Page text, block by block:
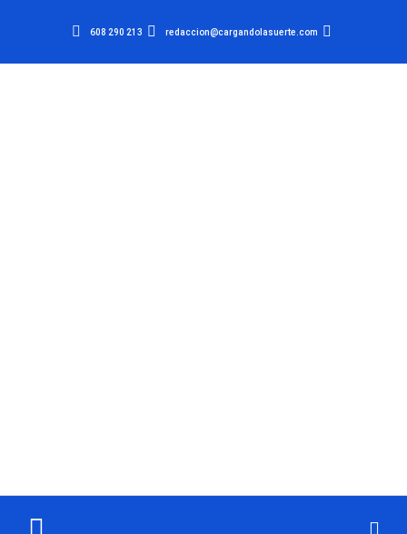
608 290 213 redaccion@cargandolasuerte.com